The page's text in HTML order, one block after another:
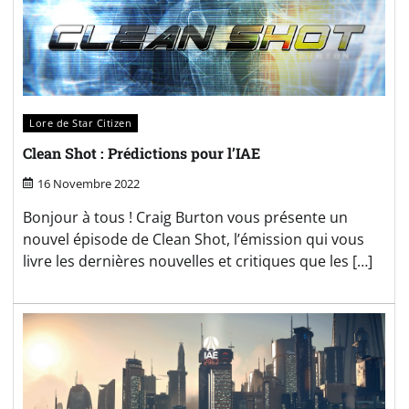
Lore de Star Citizen
Clean Shot : Prédictions pour l’IAE
16 Novembre 2022
Bonjour à tous ! Craig Burton vous présente un
nouvel épisode de Clean Shot, l’émission qui vous
livre les dernières nouvelles et critiques que les […]